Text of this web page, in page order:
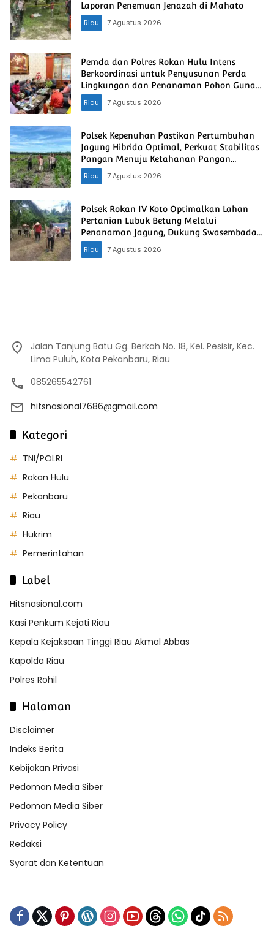
Laporan Penemuan Jenazah di Mahato
Riau
7 Agustus 2026
Pemda dan Polres Rokan Hulu Intens
Berkoordinasi untuk Penyusunan Perda
Lingkungan dan Penanaman Pohon Guna
Mendukung Program Green Policing
Riau 7 Agustus 2026
Polsek Kepenuhan Pastikan Pertumbuhan
Jagung Hibrida Optimal, Perkuat Stabilitas
Pangan Menuju Ketahanan Pangan
Nasional
Riau 7 Agustus 2026
Polsek Rokan IV Koto Optimalkan Lahan
Pertanian Lubuk Betung Melalui
Penanaman Jagung, Dukung Swasembada
Pangan Nasional
Riau 7 Agustus 2026
Jalan Tanjung Batu Gg. Berkah No. 18, Kel. Pesisir, Kec.
Lima Puluh, Kota Pekanbaru, Riau
085265542761
hitsnasional7686@gmail.com
Kategori
TNI/POLRI
Rokan Hulu
Pekanbaru
Riau
Hukrim
Pemerintahan
Label
Hitsnasional.com
Kasi Penkum Kejati Riau
Kepala Kejaksaan Tinggi Riau Akmal Abbas
Kapolda Riau
Polres Rohil
Halaman
Disclaimer
Indeks Berita
Kebijakan Privasi
Pedoman Media Siber
Pedoman Media Siber
Privacy Policy
Redaksi
Syarat dan Ketentuan